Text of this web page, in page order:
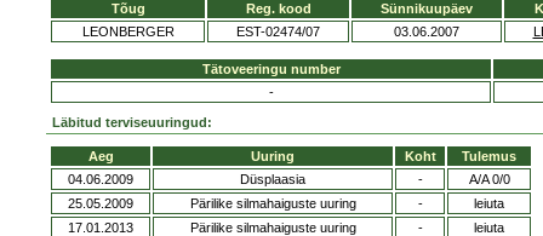
Tõug Reg. kood Sünnikuupäev
LEONBERGER
EST-02474/07 03.06.2007
Tätoveeringu number
-
Läbitud terviseuuringud:
Aeg Uuring Koht
Tulemus
04.06.2009
Düsplaasia -
A/A 0/0
25.05.2009
Pärilike silmahaiguste uuring -
leiuta
17.01.2013
Pärilike silmahaiguste uuring - leiuta